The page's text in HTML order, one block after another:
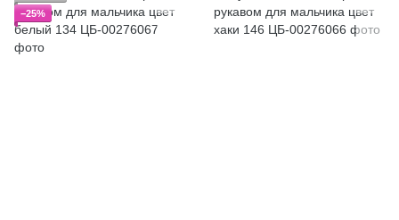
−25%